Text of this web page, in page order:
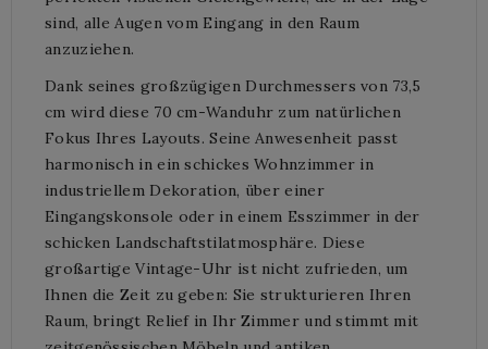
sind, alle Augen vom Eingang in den Raum
anzuziehen.
Dank seines großzügigen Durchmessers von 73,5
cm wird diese 70 cm-Wanduhr zum natürlichen
Fokus Ihres Layouts. Seine Anwesenheit passt
harmonisch in ein schickes Wohnzimmer in
industriellem Dekoration, über einer
Eingangskonsole oder in einem Esszimmer in der
schicken Landschaftstilatmosphäre. Diese
großartige Vintage-Uhr ist nicht zufrieden, um
Ihnen die Zeit zu geben: Sie strukturieren Ihren
Raum, bringt Relief in Ihr Zimmer und stimmt mit